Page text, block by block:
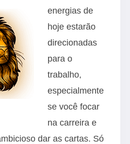
energias de
hoje estarão
direcionadas
para o
trabalho,
especialmente
se você focar
na carreira e
dar as cartas. Só